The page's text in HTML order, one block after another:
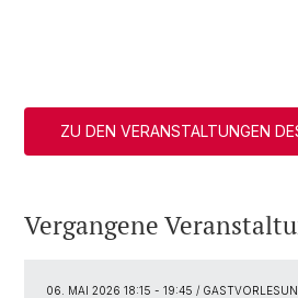
ZU DEN VERANSTALTUNGEN
Vergangene
06. MAI 2026 18:15 - 19:45 /